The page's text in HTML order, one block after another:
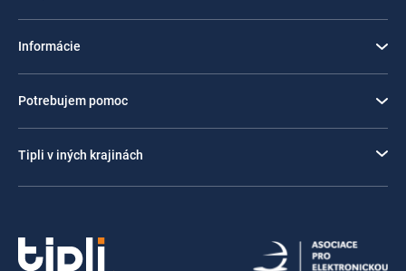
Informácie
Potrebujem pomoc
Tipli v iných krajinách